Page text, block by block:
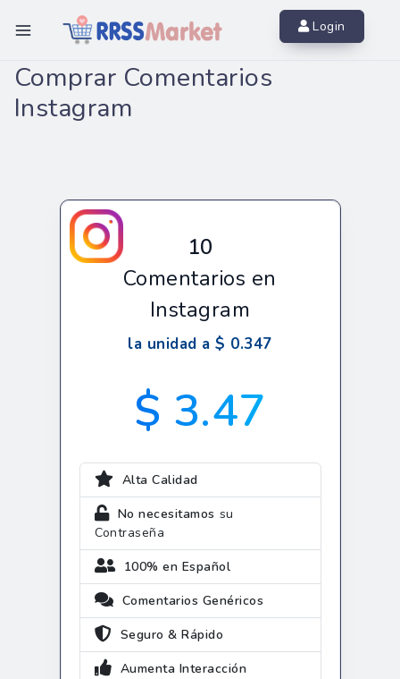
Login
Youtube
Comprar Comentarios
Instagram
10
Comentarios en
Instagram
la unidad a $ 0.347
$ 3.47
Alta Calidad
No necesitamos su
Contraseña
100% en Español
Comentarios Genéricos
Seguro & Rápido
Aumenta Interacción